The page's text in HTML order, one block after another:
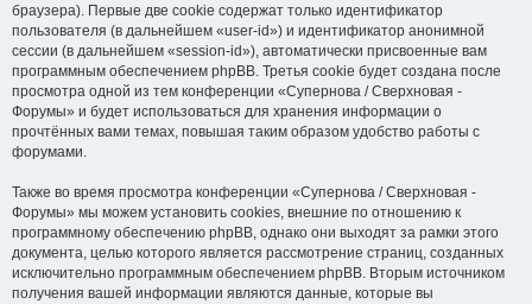
браузера). Первые две cookie содержат только идентификатор
пользователя (в дальнейшем «user-id») и идентификатор анонимной
сессии (в дальнейшем «session-id»), автоматически присвоенные вам
программным обеспечением phpBB. Третья cookie будет создана после
просмотра одной из тем конференции «Супернова / Сверхновая -
Форумы» и будет использоваться для хранения информации о
прочтённых вами темах, повышая таким образом удобство работы с
форумами.
Также во время просмотра конференции «Супернова / Сверхновая -
Форумы» мы можем установить cookies, внешние по отношению к
программному обеспечению phpBB, однако они выходят за рамки этого
документа, целью которого является рассмотрение страниц, созданных
исключительно программным обеспечением phpBB. Вторым источником
получения вашей информации являются данные, которые вы